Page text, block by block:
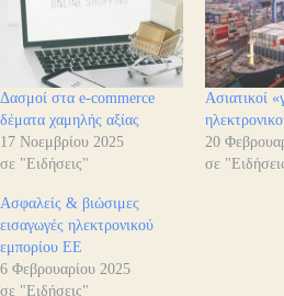
Δασμοί στα e-commerce
δέματα χαμηλής αξίας
17 Νοεμβρίου 2025
σε "Ειδήσεις"
Ασιατικοί
20
σε
Ασφαλείς & βιώσιμες
εισαγωγές ηλεκτρονικού
εμπορίου ΕΕ
6 Φεβρουαρίου 2025
σε "Ειδήσεις"